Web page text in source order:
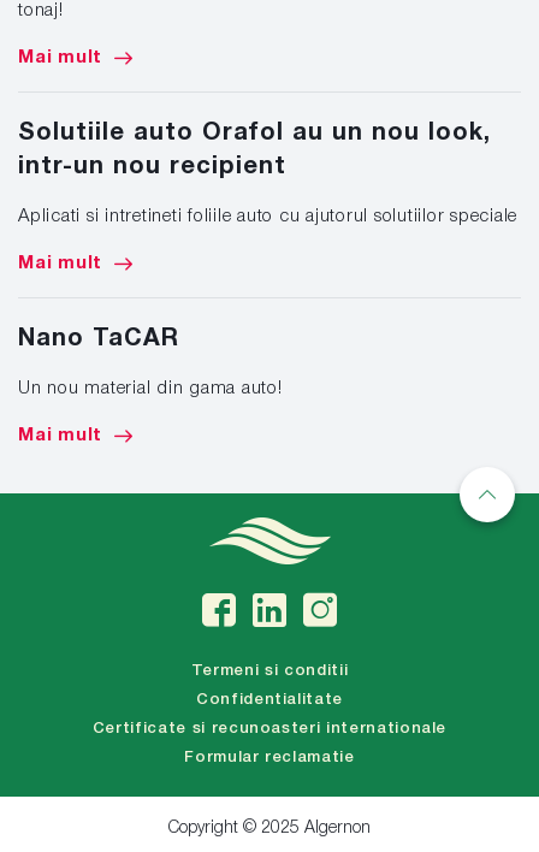
tonaj!
Mai mult
Solutiile auto Orafol au un nou look,
intr-un nou recipient
Aplicati si intretineti foliile auto cu ajutorul solutiilor speciale
Mai mult
Nano TaCAR
Un nou material din gama auto!
Mai mult
Termeni si conditii
Confidentialitate
Certificate si recunoasteri internationale
Formular reclamatie
Copyright © 2025 Algernon